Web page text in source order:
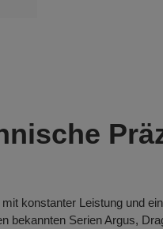
mit konstanter Leistung und
bekannten Serien Argus,